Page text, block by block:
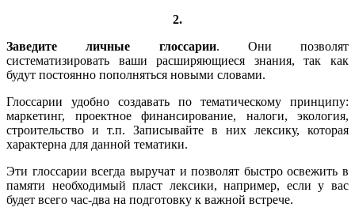
2.
Заведите личные глоссарии. Они позволят
систематизировать ваши расширяющиеся знания, так как
будут постоянно пополняться новыми словами.
Глоссарии удобно создавать по тематическому принципу:
маркетинг, проектное финансирование, налоги, экология,
строительство и т.п. Записывайте в них лексику, которая
характерна для данной тематики.
Эти глоссарии всегда выручат и позволят быстро освежить в
памяти необходимый пласт лексики, например, если у вас
будет всего час-два на подготовку к важной встрече.